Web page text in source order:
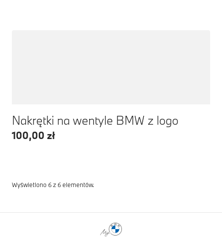
Nakrętki na wentyle BMW z logo
100,00 zł
Wyświetlono 6 z 6 elementów.
Stopki redakcyjne